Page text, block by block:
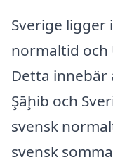
Sverige ligger
normaltid och
Detta innebär
Şāḩib och
svensk
svensk